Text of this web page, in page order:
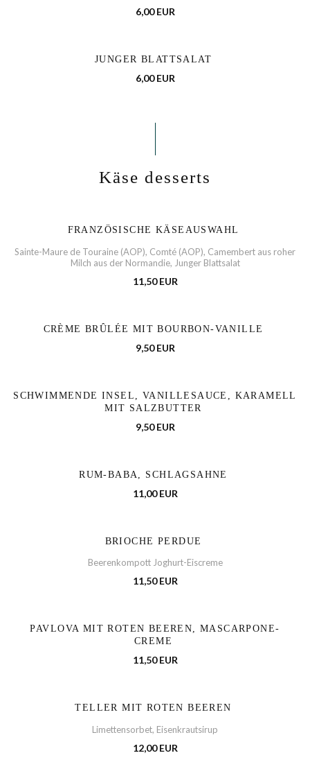
6,00 EUR
JUNGER BLATTSALAT
6,00 EUR
Käse desserts
FRANZÖSISCHE KÄSEAUSWAHL
Sainte-Maure de Touraine (AOP), Comté (AOP), Camembert aus roher
Milch aus der Normandie, Junger Blattsalat
11,50 EUR
CRÈME BRÛLÉE MIT BOURBON-VANILLE
9,50 EUR
SCHWIMMENDE INSEL, VANILLESAUCE, KARAMELL
MIT SALZBUTTER
9,50 EUR
RUM-BABA, SCHLAGSAHNE
11,00 EUR
BRIOCHE PERDUE
Beerenkompott Joghurt-Eiscreme
11,50 EUR
PAVLOVA MIT ROTEN BEEREN, MASCARPONE-
CREME
11,50 EUR
TELLER MIT ROTEN BEEREN
Limettensorbet, Eisenkrautsirup
12,00 EUR